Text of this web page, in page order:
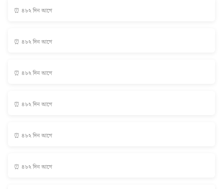
⏰ ৪৮২ দিন আগে
⏰ ৪৮২ দিন আগে
⏰ ৪৮২ দিন আগে
⏰ ৪৮২ দিন আগে
⏰ ৪৮২ দিন আগে
⏰ ৪৮২ দিন আগে